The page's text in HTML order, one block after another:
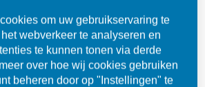
afgesproken.
en de prijs ook. Dus zeker tevreden.."
om uw gebruikservaring te
webverkeer te analyseren en
te kunnen tonen via derde
over hoe wij cookies gebruiken
beheren door op "Instellingen" te